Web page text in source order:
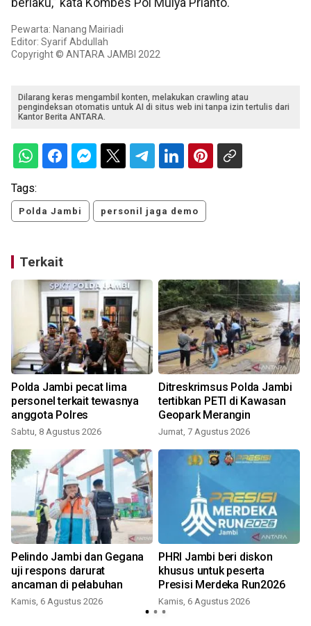
berlaku," kata Kombes Pol Mulya Prianto.
Pewarta: Nanang Mairiadi
Editor: Syarif Abdullah
Copyright © ANTARA JAMBI 2022
Dilarang keras mengambil konten, melakukan crawling atau
pengindeksan otomatis untuk AI di situs web ini tanpa izin tertulis dari
Kantor Berita ANTARA.
Tags:
Polda Jambi personil jaga demo
Terkait
Polda Jambi pecat lima
personel terkait tewasnya
anggota Polres
Sabtu, 8 Agustus 2026
Ditreskrimsus Polda Jambi
tertibkan PETI di Kawasan
Geopark Merangin
Jumat, 7 Agustus 2026
Pelindo Jambi dan Gegana
uji respons darurat
ancaman di pelabuhan
Kamis, 6 Agustus 2026
PHRI Jambi beri diskon
khusus untuk peserta
Presisi Merdeka Run2026
Kamis, 6 Agustus 2026